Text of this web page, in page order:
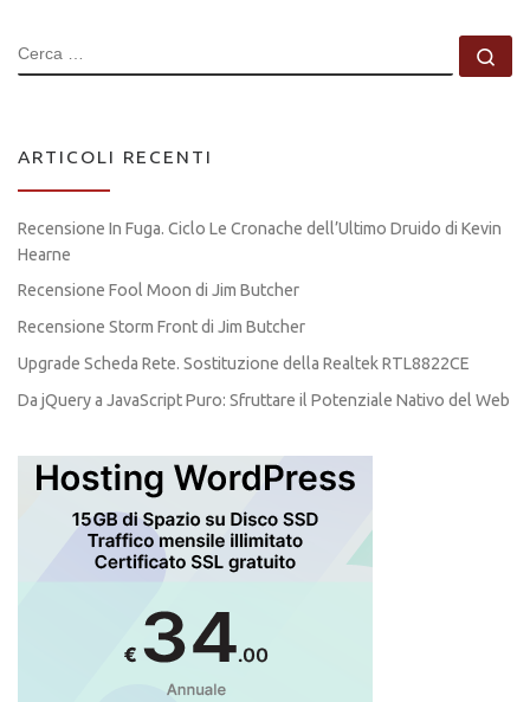
CERCA
ARTICOLI RECENTI
Recensione In Fuga. Ciclo Le Cronache dell’Ultimo Druido di Kevin
Hearne
Recensione Fool Moon di Jim Butcher
Recensione Storm Front di Jim Butcher
Upgrade Scheda Rete. Sostituzione della Realtek RTL8822CE
Da jQuery a JavaScript Puro: Sfruttare il Potenziale Nativo del Web